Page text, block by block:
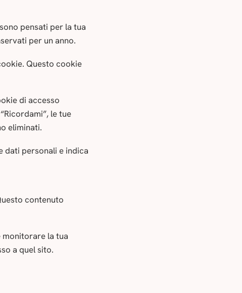
pensati per la tua
per un anno.
Questo cookie
di accesso
le tue
eliminati.
dati personali e indica
contenuto
la tua
a quel sito.